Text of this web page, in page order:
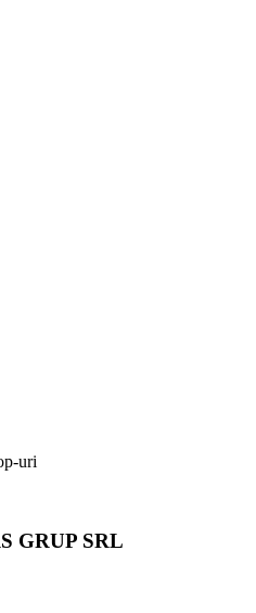
uri
GRUP SRL